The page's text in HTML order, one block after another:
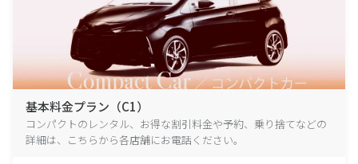
基本料金プラン（C1）
コンパクトのレンタル、お得な割引料金や予約、乗り捨てなどの
詳細は、こちらから各店舗にお電話ください。